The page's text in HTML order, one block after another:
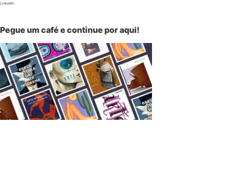
LinkedIn
Pegue um café e continue por aqui!